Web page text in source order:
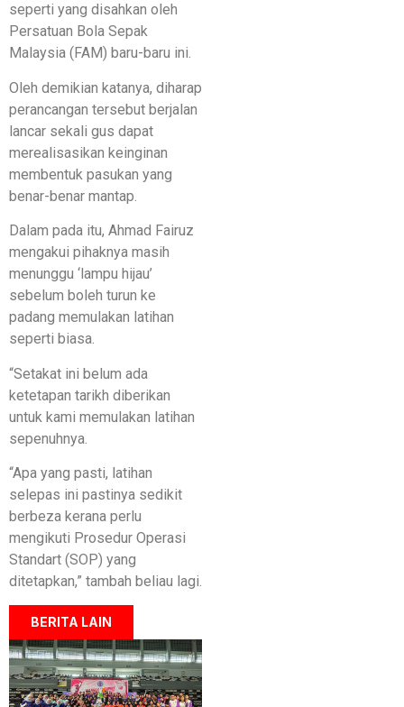
seperti yang disahkan oleh
Persatuan Bola Sepak
Malaysia (FAM) baru-baru ini.
Oleh demikian katanya, diharap
perancangan tersebut berjalan
lancar sekali gus dapat
merealisasikan keinginan
membentuk pasukan yang
benar-benar mantap.
Dalam pada itu, Ahmad Fairuz
mengakui pihaknya masih
menunggu ‘lampu hijau’
sebelum boleh turun ke
padang memulakan latihan
seperti biasa.
“Setakat ini belum ada
ketetapan tarikh diberikan
untuk kami memulakan latihan
sepenuhnya.
“Apa yang pasti, latihan
selepas ini pastinya sedikit
berbeza kerana perlu
mengikuti Prosedur Operasi
Standart (SOP) yang
ditetapkan,” tambah beliau lagi.
BERITA LAIN